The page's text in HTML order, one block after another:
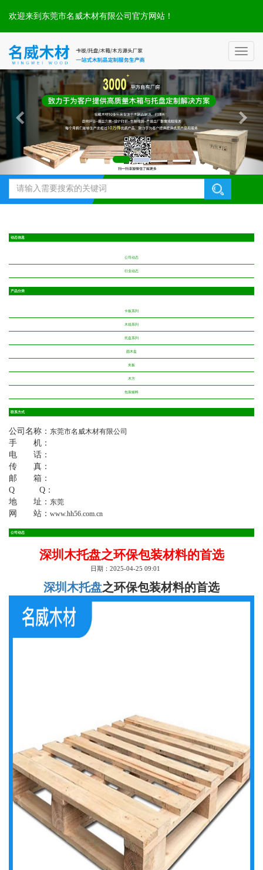
欢迎来到东莞市名威木材有限公司官方网站！
Toggle
动态信息
公司动态
行业动态
产品分类
卡板系列
木箱系列
托盘系列
圆木盘
夹板
木方
包装辅料
联系方式
公司名称： 东莞市名威木材有限公司
手 机：
电 话：
传 真：
邮 箱：
Q Q：
地 址： 东莞
网 站： www.hh56.com.cn
公司动态
深圳木托盘之环保包装材料的首选
日期：2025-04-25 09:01
深圳木托盘之环保包装材料的首选